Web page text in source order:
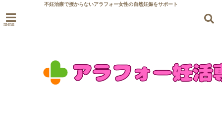
不妊治療で授からないアラフォー女性の自然妊娠をサポート
menu